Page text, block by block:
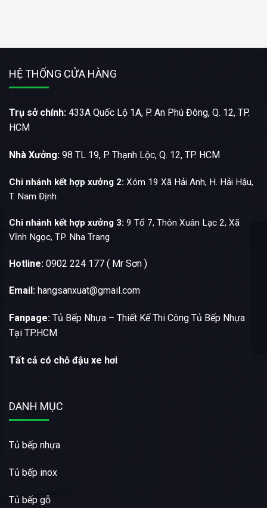
HỆ THỐNG CỬA HÀNG
Trụ sở chính: 433A Quốc Lộ 1A, P. An Phú Đông, Q. 12, TP.
HCM
Nhà Xưởng: 98 TL 19, P. Thạnh Lộc, Q. 12, TP. HCM
Chi nhánh kết hợp xưởng 2: Xóm 19 Xã Hải Anh, H. Hải Hậu,
T. Nam Định
Chi nhánh kết hợp xưởng 3: 9 Tổ 7, Thôn Xuân Lạc 2, Xã
Vĩnh Ngọc, TP. Nha Trang
Hotline: 0902 224 177 ( Mr Sơn )
Email: hangsanxuat@gmail.com
Fanpage: Tủ Bếp Nhựa – Thiết Kế Thi Công Tủ Bếp Nhựa
Tại TP.HCM
Tất cả có chỗ đậu xe hơi
DANH MỤC
Tủ bếp nhựa
Tủ bếp inox
Tủ bếp gỗ